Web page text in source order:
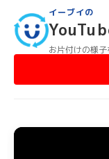
どんなに大きな家
び出します。阪南
大型家具は、ベラ
また、エレベータ
階段から運び出し
イーブイの
お片付けの様